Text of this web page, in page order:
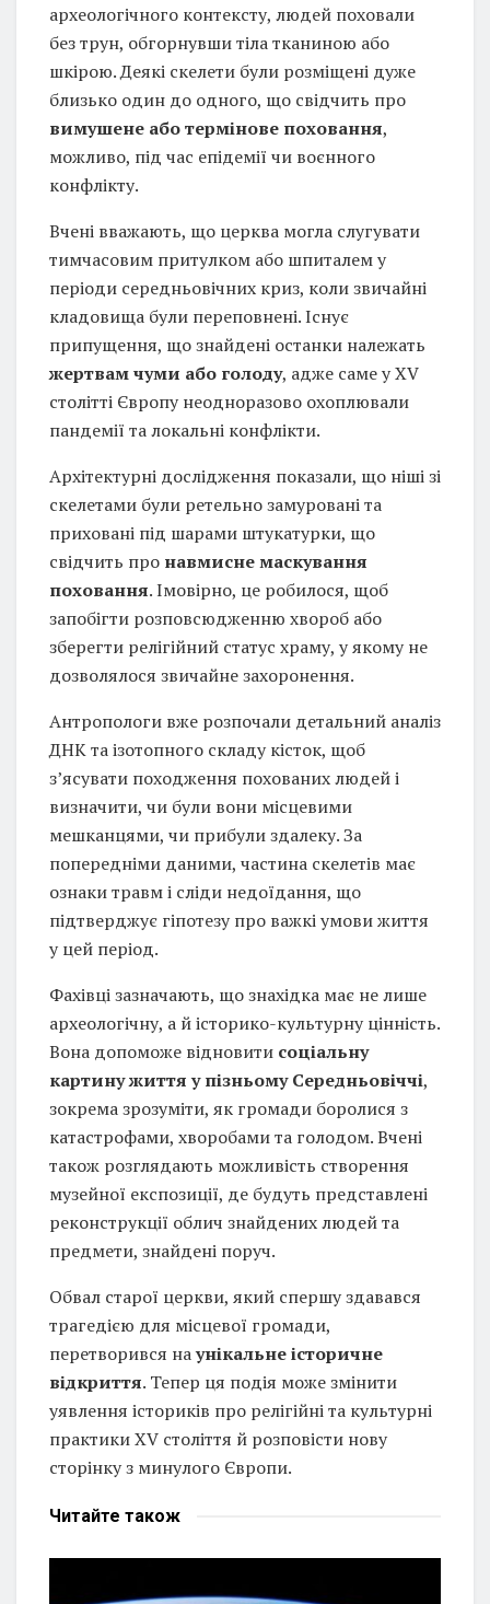
археологічного контексту, людей поховали
без трун, обгорнувши тіла тканиною або
шкірою. Деякі скелети були розміщені дуже
близько один до одного, що свідчить про
вимушене або термінове поховання,
можливо, під час епідемії чи воєнного
конфлікту.
Вчені вважають, що церква могла слугувати
тимчасовим притулком або шпиталем у
періоди середньовічних криз, коли звичайні
кладовища були переповнені. Існує
припущення, що знайдені останки належать
жертвам чуми або голоду, адже саме у XV
столітті Європу неодноразово охоплювали
пандемії та локальні конфлікти.
Архітектурні дослідження показали, що ніші зі
скелетами були ретельно замуровані та
приховані під шарами штукатурки, що
свідчить про навмисне маскування
поховання. Імовірно, це робилося, щоб
запобігти розповсюдженню хвороб або
зберегти релігійний статус храму, у якому не
дозволялося звичайне захоронення.
Антропологи вже розпочали детальний аналіз
ДНК та ізотопного складу кісток, щоб
з’ясувати походження похованих людей і
визначити, чи були вони місцевими
мешканцями, чи прибули здалеку. За
попередніми даними, частина скелетів має
ознаки травм і сліди недоїдання, що
підтверджує гіпотезу про важкі умови життя
у цей період.
Фахівці зазначають, що знахідка має не лише
археологічну, а й історико-культурну цінність.
Вона допоможе відновити соціальну
картину життя у пізньому Середньовіччі,
зокрема зрозуміти, як громади боролися з
катастрофами, хворобами та голодом. Вчені
також розглядають можливість створення
музейної експозиції, де будуть представлені
реконструкції облич знайдених людей та
предмети, знайдені поруч.
Обвал старої церкви, який спершу здавався
трагедією для місцевої громади,
перетворився наунікальне історичне
відкриття. Тепер ця подія може змінити
уявлення істориків про релігійні та культурні
практики XV століття й розповісти нову
сторінку з минулого Європи.
Читайте також